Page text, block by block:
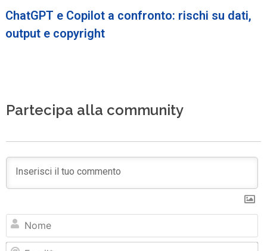
ChatGPT e Copilot a confronto: rischi su dati,
output e copyright
Partecipa alla community